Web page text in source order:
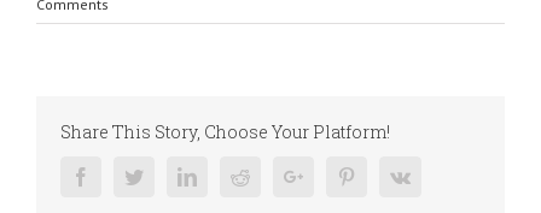
Comments
Share This Story, Choose Your Platform!
FacebookTwitterLinkedinRedditGoogle+ PinterestVk